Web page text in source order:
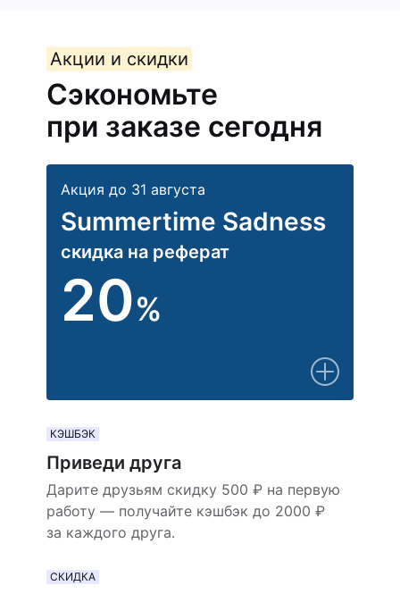
Акции и скидки
Сэкономьте
при заказе сегодня
Акция до 31 августа
Summertime Sadness
скидка на реферат
20%
КЭШБЭК
Приведи друга
Дарите друзьям скидку 500 ₽ на первую
работу — получайте кэшбэк до 2000 ₽
за каждого друга.
СКИДКА